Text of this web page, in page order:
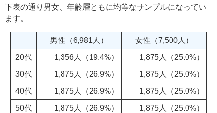
下表の通り男女、年齢層ともに均等なサンプルになってい
ます。
男性（6,981人） 女性（7,500人）
20代 1,356人（19.4%） 1,875人（25.0%）
30代 1,875人（26.9%） 1,875人（25.0%）
40代 1,875人（26.9%） 1,875人（25.0%）
50代 1,875人（26.9%） 1,875人（25.0%）